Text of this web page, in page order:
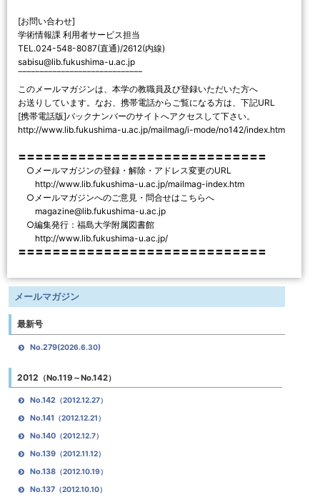
[お問い合わせ]
学術情報課 利用者サービス担当
TEL.024-548-8087(直通)/2612(内線)
sabisu@lib.fukushima-u.ac.jp
‾‾‾‾‾‾‾‾‾‾‾‾‾‾‾‾‾‾‾‾‾‾‾‾‾‾‾‾‾
このメールマガジンは、本学の教職員及び登録いただいた方へ
お送りしています。なお、携帯電話からご覧になる方は、下記URL
[携帯電話版]バックナンバーのサイトへアクセスして下さい。
http://www.lib.fukushima-u.ac.jp/mailmag/i-mode/no142/index.htm
〓〓〓〓〓〓〓〓〓〓〓〓〓〓〓〓〓〓〓〓〓〓〓〓〓〓〓〓〓
○メールマガジンの登録・解除・アドレス変更のURL
http://www.lib.fukushima-u.ac.jp/mailmag-index.htm
○メールマガジンへのご意見・問合せはこちらへ
magazine@lib.fukushima-u.ac.jp
○編集発行：福島大学附属図書館
http://www.lib.fukushima-u.ac.jp/
〓〓〓〓〓〓〓〓〓〓〓〓〓〓〓〓〓〓〓〓〓〓〓〓〓〓〓〓〓
メールマガジン
最新号
No.279(2026.6.30)
2012 （No.119～No.142）
No.142 （2012.12.27）
No.141 （2012.12.21）
No.140（2012.12.7）
No.139（2012.11.12）
No.138（2012.10.19）
No.137（2012.10.10）